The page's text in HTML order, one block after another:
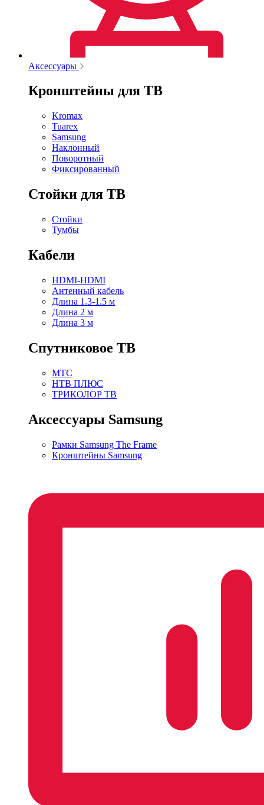
Аксессуары
Кронштейны для ТВ
Kromax
Tuarex
Samsung
Наклонный
Поворотный
Фиксированный
Стойки для ТВ
Стойки
Тумбы
Кабели
HDMI-HDMI
Антенный кабель
Длина 1.3-1.5 м
Длина 2 м
Длина 3 м
Спутниковое ТВ
МТС
НТВ ПЛЮС
ТРИКОЛОР ТВ
Аксессуары Samsung
Рамки Samsung The Frame
Кронштейны Samsung